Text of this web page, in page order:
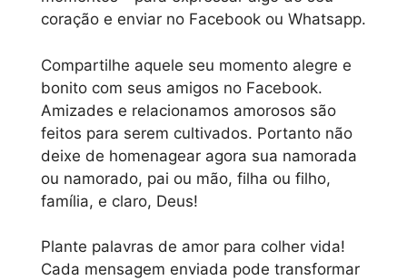
coração e enviar no Facebook ou Whatsapp.
Compartilhe aquele seu momento alegre e
bonito com seus amigos no Facebook.
Amizades e relacionamos amorosos são
feitos para serem cultivados. Portanto não
deixe de homenagear agora sua namorada
ou namorado, pai ou mão, filha ou filho,
família, e claro, Deus!
Plante palavras de amor para colher vida!
Cada mensagem enviada pode transformar